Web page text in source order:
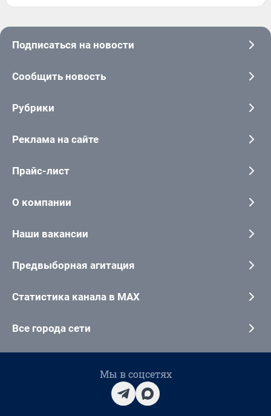
Подписаться на новости
Сообщить новость
Рубрики
Реклама на сайте
Прайс-лист
О компании
Наши вакансии
Предвыборная агитация
Статистика канала в MAX
Все города сети
Мы в соцсетях